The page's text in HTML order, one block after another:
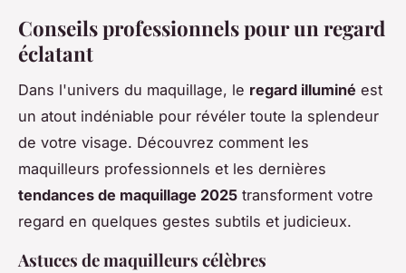
Conseils professionnels pour un regard
éclatant
Dans l'univers du maquillage, le regard illuminé est
un atout indéniable pour révéler toute la splendeur
de votre visage. Découvrez comment les
maquilleurs professionnels et les dernières
tendances de maquillage 2025 transforment votre
regard en quelques gestes subtils et judicieux.
Astuces de maquilleurs célèbres